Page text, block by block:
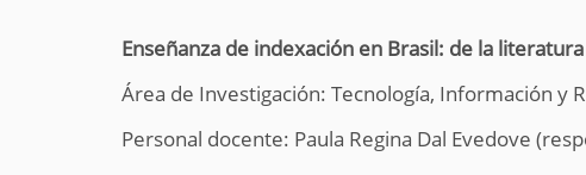
Enseñanza de indexación en Brasil: de la
Área de Investigación: Tecnología, Información y
Personal docente: Paula Regina Dal Evedove